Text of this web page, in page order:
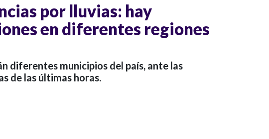
por lluvias: hay
en diferentes regiones
diferentes municipios del país, ante las
de las últimas horas.